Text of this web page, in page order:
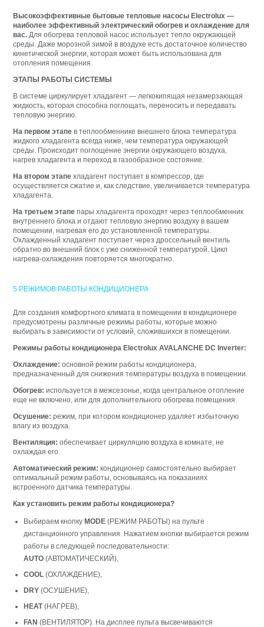
Высокоэффективные бытовые тепловые насосы Electrolux —
наиболее эффективный электрический обогреви охлаждение для
вас. Для обогрева тепловой насос использует тепло окружающей
среды. Даже морозной зимой в воздухе есть достаточное количество
кинетической энергии, которая может быть использована для
отопления помещения.
ЭТАПЫ РАБОТЫ СИСТЕМЫ
В системе циркулирует хладагент — легкокипящая незамерзающая
жидкость, которая способна поглощать, переносить и передавать
тепловую энергию.
На первом этапе в теплообменнике внешнего блока температура
жидкого хладагента всегда ниже, чем температура окружающей
среды. Происходит поглощение энергии окружающего воздуха,
нагрев хладагента и переход в газообразное состояние.
На втором этапе хладагент поступает в компрессор, где
осуществляется сжатие и, как следствие, увеличивается температура
хладагента.
На третьем этапе пары хладагента проходят через теплообменник
внутреннего блока и отдают тепловую энергию воздуху в вашем
помещении, нагревая его до установленной температуры.
Охлажденный хладагент поступает через дроссельный вентиль
обратно во внешний блок с уже сниженной температурой. Цикл
нагрева-охлаждения повторяется многократно.
5 РЕЖИМОВ РАБОТЫ КОНДИЦИОНЕРА
Для создания комфортного климата в помещении в кондиционере
предусмотрены различные режимы работы, которые можно
выбирать в зависимости от условий, сложившихся в помещении.
Режимы работы кондиционера Electrolux AVALANCHE DC Inverter:
Охлаждение: основной режим работы кондиционера,
предназначенный для снижения температуры воздуха в помещении.
Обогрев: используется в межсезонье, когда центральное отопление
еще не включено, или для дополнительного обогрева помещения.
Осушение: режим, при котором кондиционер удаляет избыточную
влагу из воздуха.
Вентиляция: обеспечивает циркуляцию воздуха в комнате, не
охлаждая его.
Автоматический режим: кондиционер самостоятельно выбирает
оптимальный режим работы, основываясь на показаниях
встроенного датчика температуры.
Как установить режим работы кондиционера?
Выбираем кнопку MODE (РЕЖИМ РАБОТЫ) на пульте
дистанционного управления. Нажатием кнопки выбирается режим
работы в следующей последовательности:
AUTO (АВТОМАТИЧЕСКИЙ),
COOL(ОХЛАЖДЕНИЕ),
DRY (ОСУШЕНИЕ),
HEAT(НАГРЕВ),
FAN (ВЕНТИЛЯТОР). На дисплее пульта высвечиваются